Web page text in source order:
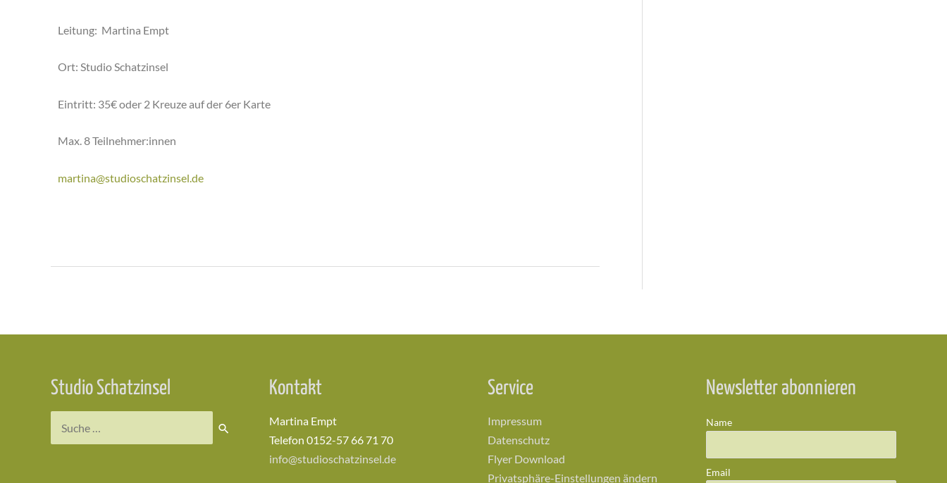
Leitung: Martina Empt
Ort: Studio Schatzinsel
Eintritt: 35€ oder 2 Kreuze auf der 6er Karte
Max. 8 Teilnehmer:innen
martina@studioschatzinsel.de
Studio Schatzinsel Kontakt
Martina Empt
Telefon 0152-57 66 71 70
info@studioschatzinsel.de
Service
Impressum
Datenschutz
Flyer Download
Privatsphäre-Einstellungen ändern
Newsletter abonnieren
Name
Email